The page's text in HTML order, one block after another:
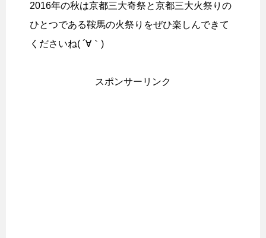
2016年の秋は京都三大奇祭と京都三大火祭りの
ひとつである鞍馬の火祭りをぜひ楽しんできて
くださいね( ´∀｀)
スポンサーリンク